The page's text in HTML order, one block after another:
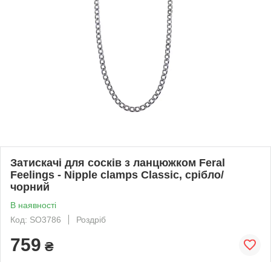
Затискачі для сосків з ланцюжком Feral
Feelings - Nipple clamps Classic, срібло/
чорний
В наявності
Код: SO3786
Роздріб
759 ₴